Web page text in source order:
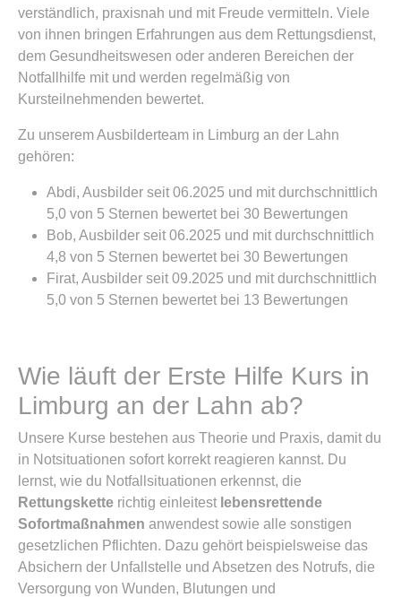
verständlich, praxisnah und mit Freude vermitteln. Viele
von ihnen bringen Erfahrungen aus dem Rettungsdienst,
dem Gesundheitswesen oder anderen Bereichen der
Notfallhilfe mit und werden regelmäßig von
Kursteilnehmenden bewertet.
Zu unserem Ausbilderteam in Limburg an der Lahn
gehören:
Abdi, Ausbilder seit 06.2025 und mit durchschnittlich
5,0 von 5 Sternen bewertet bei 30 Bewertungen
Bob, Ausbilder seit 06.2025 und mit durchschnittlich
4,8 von 5 Sternen bewertet bei 30 Bewertungen
Firat, Ausbilder seit 09.2025 und mit durchschnittlich
5,0 von 5 Sternen bewertet bei 13 Bewertungen
Wie läuft der Erste Hilfe Kurs in
Limburg an der Lahn ab?
Unsere Kurse bestehen aus Theorie und Praxis, damit du
in Notsituationen sofort korrekt reagieren kannst. Du
lernst, wie du Notfallsituationen erkennst, die
Rettungskette richtig einleitest lebensrettende
Sofortmaßnahmen anwendest sowie alle sonstigen
gesetzlichen Pflichten. Dazu gehört beispielsweise das
Absichern der Unfallstelle und Absetzen des Notrufs, die
Versorgung von Wunden, Blutungen und